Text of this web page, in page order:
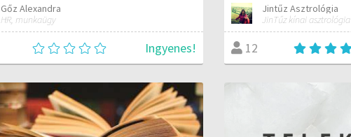
Gőz Alexandra
HR, munkaügy
Ingyenes!
Jintűz Asztrológia
JinTűz kínai asztrológia
12